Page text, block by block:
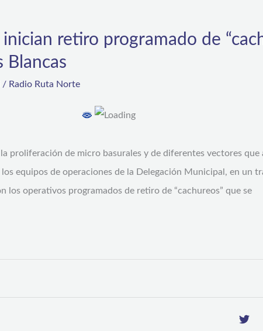
retiro programado de
Blancas
/ Radio Ruta Norte
proliferación de micro basurales y de diferentes vectores que
equipos de operaciones de la Delegación Municipal, en un
los operativos programados de retiro de “cachureos” que se